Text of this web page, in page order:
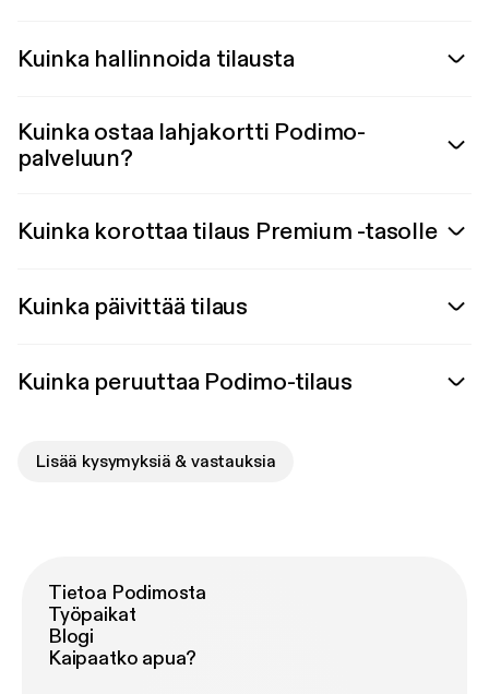
Kuinka hallinnoida tilausta
Kuinka ostaa lahjakortti Podimo-
palveluun?
Kuinka korottaa tilaus Premium -tasolle
Kuinka päivittää tilaus
Kuinka peruuttaa Podimo-tilaus
Lisää kysymyksiä & vastauksia
Tietoa Podimosta
Työpaikat
Blogi
Kaipaatko apua?